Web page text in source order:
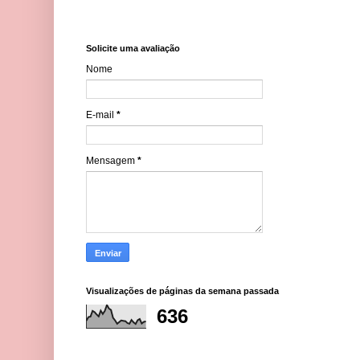
Solicite uma avaliação
Nome
E-mail *
Mensagem *
Visualizações de páginas da semana passada
636